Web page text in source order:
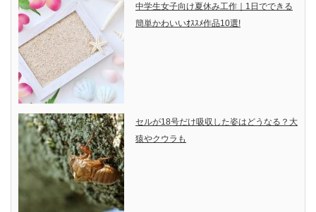
中学生女子向け夏休み工作｜1日でできる
簡単かわいいｵｽｽﾒ作品10選!
セルが18号だけ吸収した姿はどうなる？大
猿やクウラも